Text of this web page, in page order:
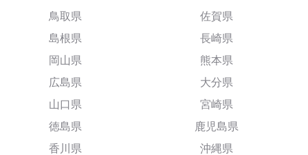
鳥取県
島根県
岡山県
広島県
山口県
徳島県
香川県
佐賀県
長崎県
熊本県
大分県
宮崎県
鹿児島県
沖縄県